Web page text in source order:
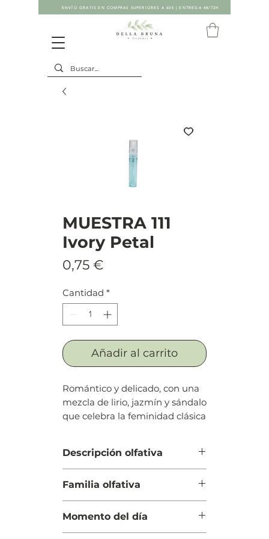
ENVÍO GRATIS EN COMPRAS SUPERIORES A 60€ | ENTREGA 48/72H
MUESTRA 111
Ivory Petal
0,75 €
Cantidad *
Añadir al carrito
Romántico y delicado, con una
mezcla de lirio, jazmín y sándalo
que celebra la feminidad clásica
Descripción olfativa
lavanda, gálbano, madreselva,
jacinto, limón (lima ácida),
bergamota, grosellas negras y
Familia olfativa
Momento del día